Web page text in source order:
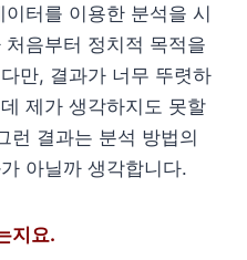
터를 이용한 분석을 시
음부터 정치적 목적을
만, 결과가 너무 뚜렷하
제가 생각하지도 못할
런 결과는 분석 방법의
아닐까 생각합니다.
지요.